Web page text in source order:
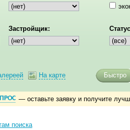
Застройщик:
На карте Быстро
— оставьте заявку и получите
поиска